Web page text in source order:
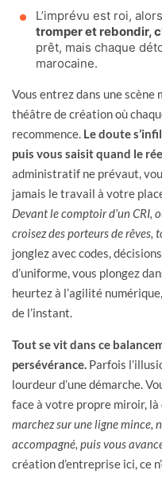
L’imprévu est roi, alors
tromper et rebondir,
prêt, mais chaque
marocaine.
Vous entrez dans une
théâtre de création où
recommence. Le doute
puis vous saisit quand le
administratif ne prévaut,
jamais le travail à votre
Devant le comptoir d’un CRI,
croisez des porteurs de rêves,
jonglez avec codes,
d’uniforme, vous plongez
heurtez à l’agilité
de l’instant.
Tout se vit dans ce
persévérance. Parfois
lourdeur d’une démarche.
face à votre propre miroir,
marchez sur une ligne
accompagné, puis vous
création d’entreprise ici, ce